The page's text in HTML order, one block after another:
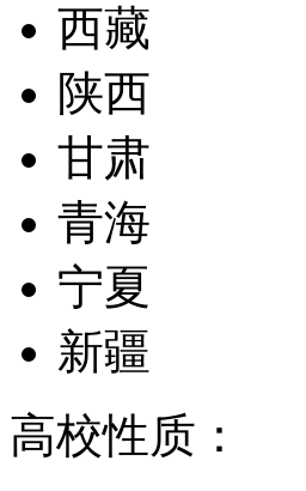
西藏
陕西
甘肃
青海
宁夏
新疆
高校性质：